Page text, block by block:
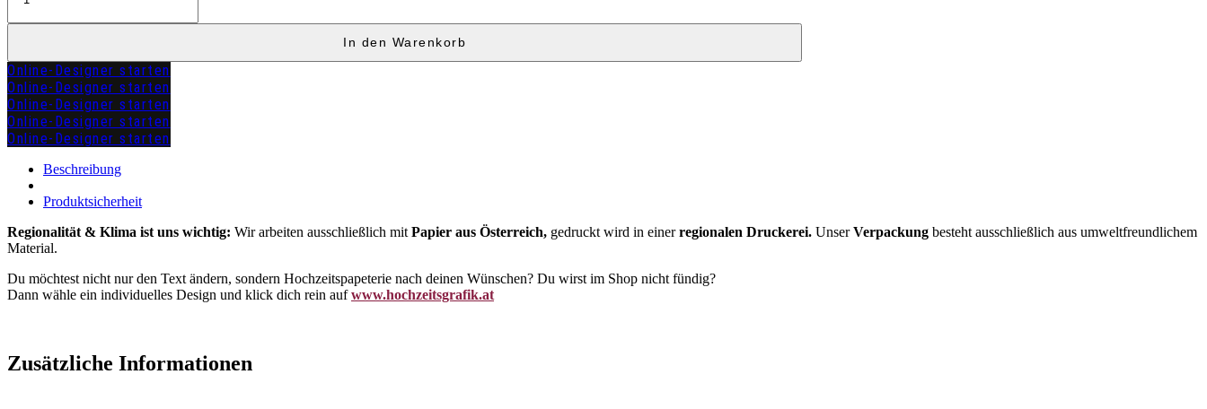
zuzügl.Versandkosten
In den Warenkorb
Online-Designer starten
Online-Designer starten
Online-Designer starten
Online-Designer starten
Online-Designer starten
Beschreibung
Produktsicherheit
Regionalität & Klima ist uns wichtig: Wir arbeiten ausschließlich mit Papier aus Österreich, gedruckt wird in einerregionalen Druckerei. UnserVerpackung besteht ausschließlich aus umweltfreundlichem
Material.
Du möchtest nicht nur den Text ändern, sondern Hochzeitspapeterie nach deinen Wünschen? Du wirst im Shop nicht fündig?
Dann wähle ein individuelles Design und klick dich rein aufwww.hochzeitsgrafik.at
Zusätzliche Informationen